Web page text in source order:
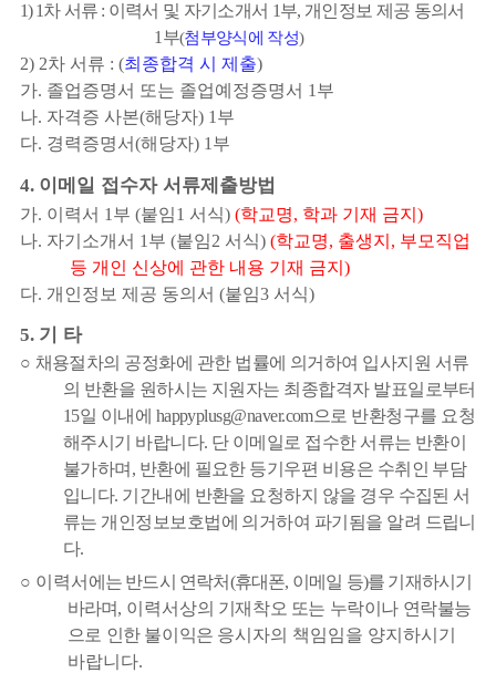
1) 1차 서류 : 이력서 및 자기소개서 1부, 개인정보 제공 동의서
1 부(첨부양식에 작성)
2) 2차 서류 : (최종합격 시 제출)
가. 졸업증명서 또는 졸업예정증명서 1 부
나. 자격증 사본(해당자) 1 부
다. 경력증명서(해당자) 1 부
4. 이메일 접수자 서류제출방법
가. 이력서 1 부 (붙임1 서식) (학교명, 학과 기재 금지 )
나. 자기소개서 1 부 (붙임2 서식) (학교명, 출생지 , 부모직업
등 개인 신상에 관한 내용 기재 금지 )
다. 개인정보 제공 동의서 (붙임3 서식)
5. 기 타
○ 채용절차의 공정화에 관한 법률에 의거하여 입사지원 서류
의 반환을 원하시는 지원자는 최종합격자 발표일로부터
15일 이내에 happyplusg@naver.com으로 반환청구를 요청
해주시기 바랍니다. 단 이메일로 접수한 서류는 반환이
불가하며 , 반환에 필요한 등기우편 비용은 수취인 부담
입니다. 기간내에 반환을 요청하지 않을 경우 수집된 서
류는 개인정보보호법에 의거하여 파기됨을 알려 드립니
다.
○ 이력서 에는 반드시 연락처(휴대폰, 이메일 등)를 기재하시기
바라며, 이력서상의 기재착오 또는 누락이나 연락불능
으로 인한 불이익은 응시자의 책임임을 양지하시기
바랍니다.